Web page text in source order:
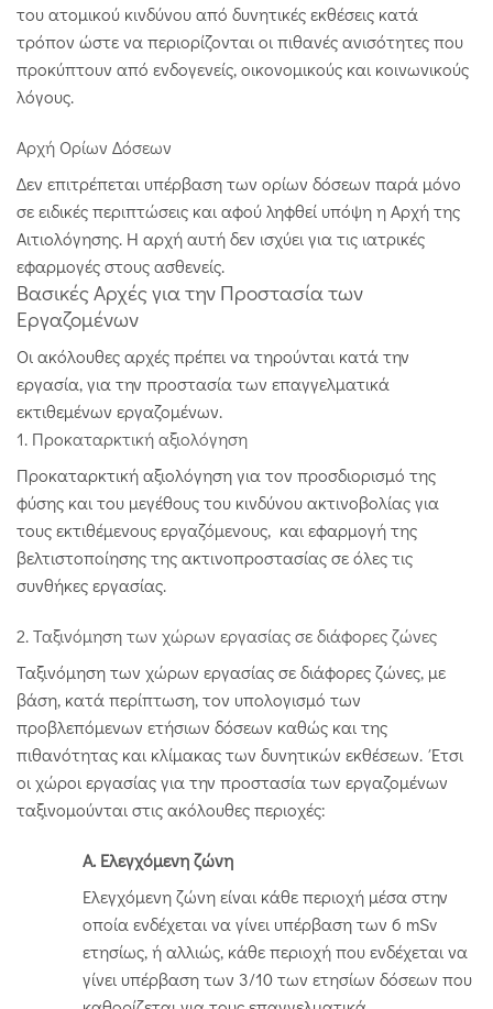
του ατομικού κινδύνου από δυνητικές εκθέσεις κατά
τρόπον ώστε να περιορίζονται οι πιθανές ανισότητες που
προκύπτουν από ενδογενείς, οικονομικούς και κοινωνικούς
λόγους.
Αρχή Ορίων Δόσεων
Δεν επιτρέπεται υπέρβαση των ορίων δόσεων παρά μόνο
σε ειδικές περιπτώσεις και αφού ληφθεί υπόψη η Αρχή της
Αιτιολόγησης. Η αρχή αυτή δεν ισχύει για τις ιατρικές
εφαρμογές στους ασθενείς.
Βασικές Αρχές για την Προστασία των
Εργαζομένων
Οι ακόλουθες αρχές πρέπει να τηρούνται κατά την
εργασία, για την προστασία των επαγγελματικά
εκτιθεμένων εργαζομένων.
1. Προκαταρκτική αξιολόγηση
Προκαταρκτική αξιολόγηση για τον προσδιορισμό της
φύσης και του μεγέθους του κινδύνου ακτινοβολίας για
τους εκτιθέμενους εργαζόμενους, και εφαρμογή της
βελτιστοποίησης της ακτινοπροστασίας σε όλες τις
συνθήκες εργασίας.
2. Ταξινόμηση των χώρων εργασίας σε διάφορες ζώνες
Ταξινόμηση των χώρων εργασίας σε διάφορες ζώνες, με
βάση, κατά περίπτωση, τον υπολογισμό των
προβλεπόμενων ετήσιων δόσεων καθώς και της
πιθανότητας και κλίμακας των δυνητικών εκθέσεων. Έτσι
οι χώροι εργασίας για την προστασία των εργαζομένων
ταξινομούνται στις ακόλουθες περιοχές:
Α. Ελεγχόμενη ζώνη
Ελεγχόμενη ζώνη είναι κάθε περιοχή μέσα στην
οποία ενδέχεται να γίνει υπέρβαση των 6 mSv
ετησίως, ή αλλιώς, κάθε περιοχή που ενδέχεται να
γίνει υπέρβαση των 3/10 των ετησίων δόσεων που